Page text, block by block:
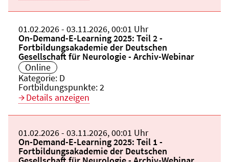
Beginn:
01.02.2026Ende und Anfangszeit:
- 03.11.2026,00:01 Uhr
Veranstaltungstitel:
On-Demand-E-Learning 2025: Teil 2 -
Fortbildungsakademie der Deutschen
Gesellschaft für Neurologie - Archiv-Webinar
Veranstaltungsort:
Online
Kategorie: D
Fortbildungspunkte:2
Details anzeigen
Beginn:
01.02.2026Ende und Anfangszeit:
- 03.11.2026,00:01 Uhr
Veranstaltungstitel:
On-Demand-E-Learning 2025: Teil 1 -
Fortbildungsakademie der Deutschen